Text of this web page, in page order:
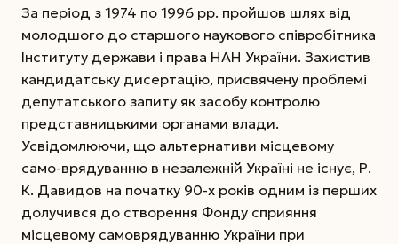
За період з 1974 по 1996 рр. пройшов шлях від
молодшого до старшого наукового співробітника
Інституту держави і права НАН України. Захистив
кандидатську дисертацію, присвячену проблемі
депутатського запиту як засобу контролю
представницькими органами влади.
Усвідомлюючи, що альтернативи місцевому
само-врядуванню в незалежній Україні не існує, Р.
К. Давидов на початку 90-х років одним із перших
долучився до створення Фонду сприяння
місцевому самоврядуванню України при